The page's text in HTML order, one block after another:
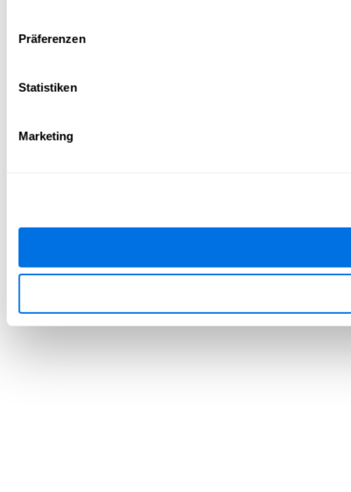
Präferenzen
Statistiken
Marketing